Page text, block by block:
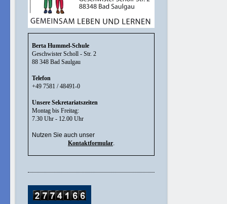
Berta Hummel-Schule
Geschwister Scholl - Str. 2
88 348 Bad Saulgau
Telefon
+49 7581 / 48491-0
Unsere Sekretariatszeiten
Montag bis Freitag:
7.30 Uhr - 12.00 Uhr
Nutzen Sie auch unser
Kontaktformular.